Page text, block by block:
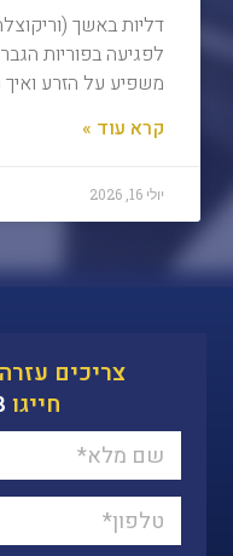
דליות באשך
לפגיעה בפוריות
משפיע על הזרע ואיך
קרא עוד »
יולי 16, 2026
צריכים
חייגו